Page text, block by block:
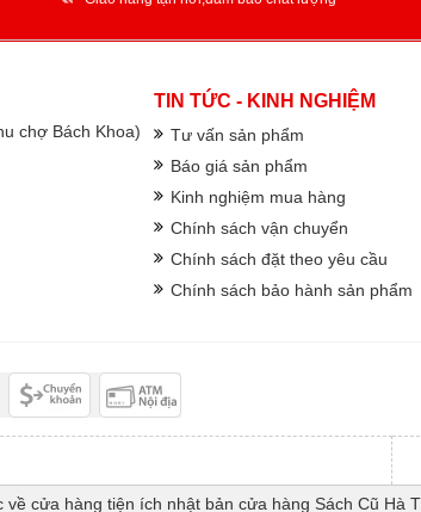
chợ Bách Khoa)
TIN TỨC - KINH NGHIỆM
Tư vấn sản phẩm
Báo giá sản phẩm
Kinh nghiệm mua hàng
Chính sách vận chuyển
Chính sách đặt theo yêu cầu
Chính sách bảo hành sản phẩm
cửa hàng tiện ích nhật bản cửa hàng Sách Cũ Hà